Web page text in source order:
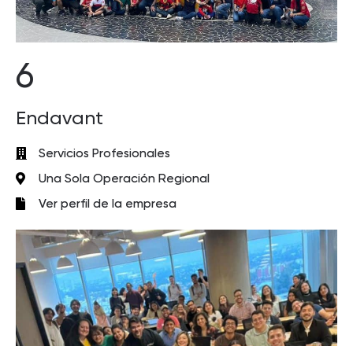
6
Endavant
Servicios Profesionales
Una Sola Operación Regional
Ver perfil de la empresa